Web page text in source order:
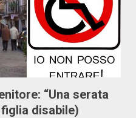
“Una serata
disabile)